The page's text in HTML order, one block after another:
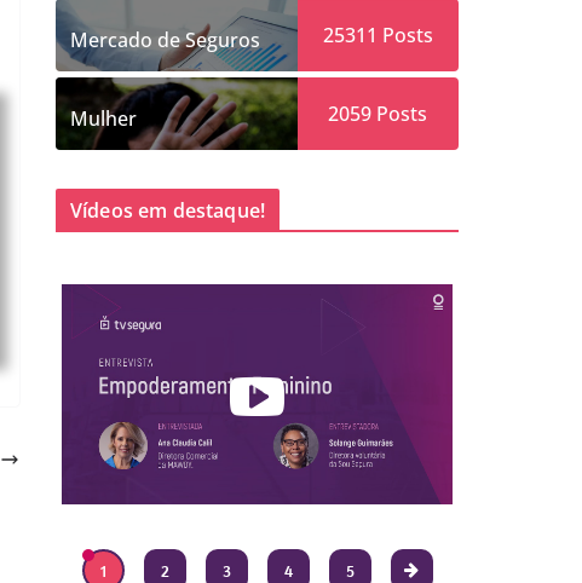
Mercado de Seguros 25311 Posts
Mulher 2059 Posts
Vídeos em destaque!
1 2 3 4 5